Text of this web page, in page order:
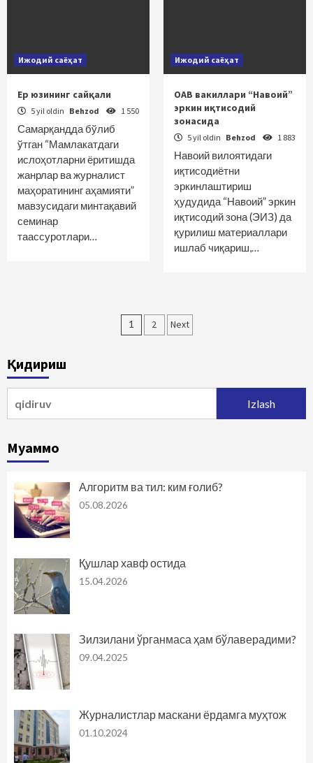
Ижодий саёҳат
Ер юзининг сайқали
5 yil oldin Behzod 1 550
Самарқандда бўлиб
ўтган “Мамлакатдаги
ислоҳотларни ёритишда
жанрлар ва журналист
маҳоратининг аҳамияти”
мавзусидаги минтақавий
семинар
таассуротлари…
Ижодий саёҳат
ОАВ вакиллари “Навоий”
эркин иқтисодий
зонасида
5 yil oldin Behzod 1 883
Навоий вилоятидаги
иқтисодиётни
эркинлаштириш
ҳудудида “Навоий” эркин
иқтисодий зона (ЭИЗ) да
қурилиш материаллари
ишлаб чиқариш,…
Maqolalar
1 2 Next
Қидириш
Муаммо
Алгоритм ва тил: ким ғолиб?
05.08.2026
Қушлар хавф остида
15.04.2026
Зилзилани ўрганмаса ҳам бўлаверадими?
09.04.2025
Журналистлар маскани ёрдамга муҳтож
01.10.2024